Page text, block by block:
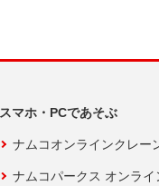
スマホ・PCであそぶ
ナムコオンラインクレー
ナムコパークス オンライ